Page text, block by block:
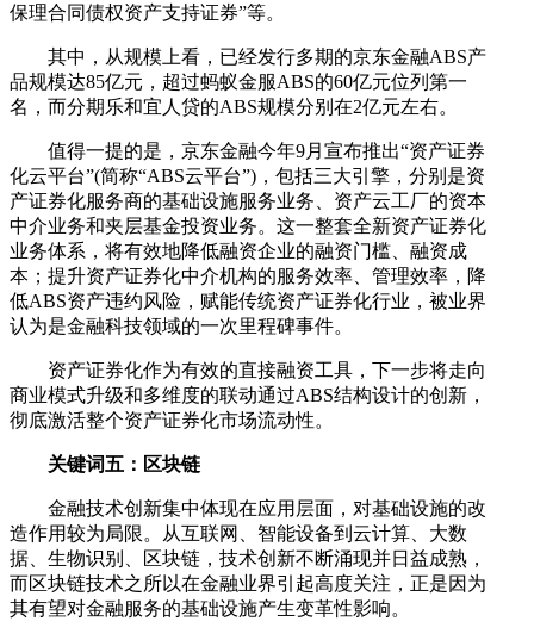
保理合同债权资产支持证券”等。
其中，从规模上看，已经发行多期的京东金融ABS产
品规模达85亿元，超过蚂蚁金服ABS的60亿元位列第一
名，而分期乐和宜人贷的ABS规模分别在2亿元左右。
值得一提的是，京东金融今年9月宣布推出“资产证券
化云平台”(简称“ABS云平台”)，包括三大引擎，分别是资
产证券化服务商的基础设施服务业务、资产云工厂的资本
中介业务和夹层基金投资业务。这一整套全新资产证券化
业务体系，将有效地降低融资企业的融资门槛、融资成
本；提升资产证券化中介机构的服务效率、管理效率，降
低ABS资产违约风险，赋能传统资产证券化行业，被业界
认为是金融科技领域的一次里程碑事件。
资产证券化作为有效的直接融资工具，下一步将走向
商业模式升级和多维度的联动通过ABS结构设计的创新，
彻底激活整个资产证券化市场流动性。
关键词五：区块链
金融技术创新集中体现在应用层面，对基础设施的改
造作用较为局限。从互联网、智能设备到云计算、大数
据、生物识别、区块链，技术创新不断涌现并日益成熟，
而区块链技术之所以在金融业界引起高度关注，正是因为
其有望对金融服务的基础设施产生变革性影响。